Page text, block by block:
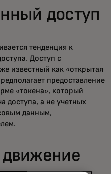
доступ
тенденция к
Доступ с
известный как «открытая
предоставление
«токена», который
доступа, а не учетных
данным,
движение